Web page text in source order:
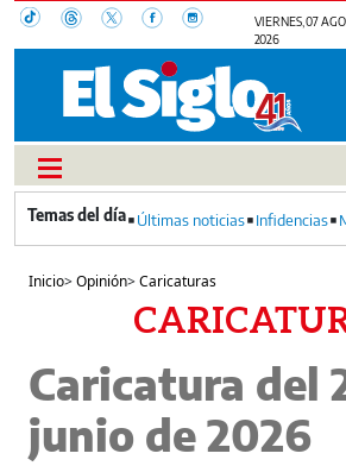
VIERNES, 07
2026
Últimas noticias Infidencias
Inicio>Opinión>Caricaturas
Caricatura del
junio de 2026